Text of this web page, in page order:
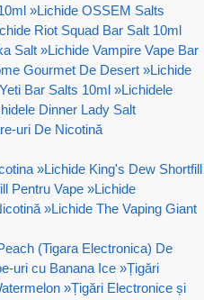
»Lichide OSSEM Salts
Riot Squad Bar Salt 10ml
Salt »Lichide Vampire Vape Bar
Gourmet De Desert »Lichide
Bar Salts 10ml »Lichidele
Dinner Lady Salt
uri De Nicotină
»Lichide King's Dew Shortfill
Pentru Vape »Lichide
»Lichide The Vaping Giant
(Tigara Electronica) De
uri cu Banana Ice »Țigări
»Țigări Electronice și